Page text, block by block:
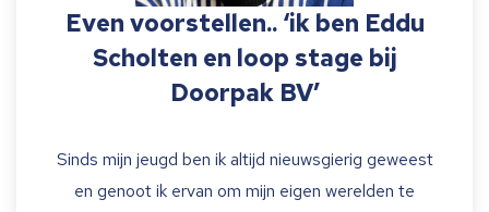
Even voorstellen.. ‘ik ben Eddu
Scholten en loop stage bij
Doorpak BV’
Sinds mijn jeugd ben ik altijd nieuwsgierig geweest
en genoot ik ervan om mijn eigen werelden te